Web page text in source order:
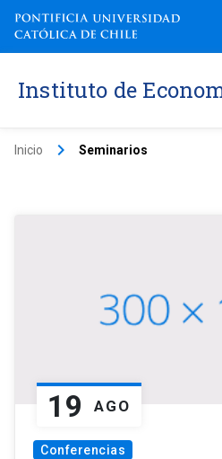
Instituto de
Inicio keyboard_arrow_right Seminarios
19 AGO
Conferencias